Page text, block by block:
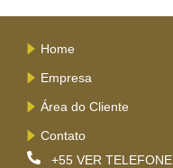
Home
Empresa
Área do Cliente
Contato
+55 VER TELEFONE